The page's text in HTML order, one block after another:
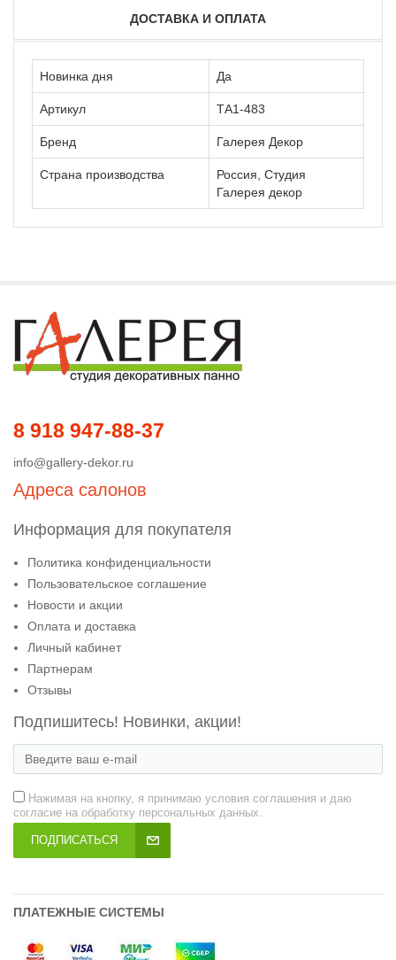
ДОСТАВКА И ОПЛАТА
Новинка дня Да
Артикул ТА1-483
Бренд Галерея Декор
Страна производства
Россия, Студия
Галерея декор
8 918 947-88-37
info@gallery-dekor.ru
Адреса салонов
Информация для покупателя
Политика конфиденциальности
Пользовательское соглашение
Новости и акции
Оплата и доставка
Личный кабинет
Партнерам
Отзывы
Подпишитесь! Новинки, акции!
Нажимая на кнопку, я принимаю условия соглашения и даю
согласие на обработку персональных данных.
ПОДПИСАТЬСЯ
ПЛАТЕЖНЫЕ СИСТЕМЫ